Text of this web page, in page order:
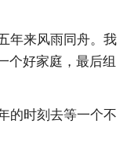
年来风雨同舟。我
个好家庭，最后组
的时刻去等一个不